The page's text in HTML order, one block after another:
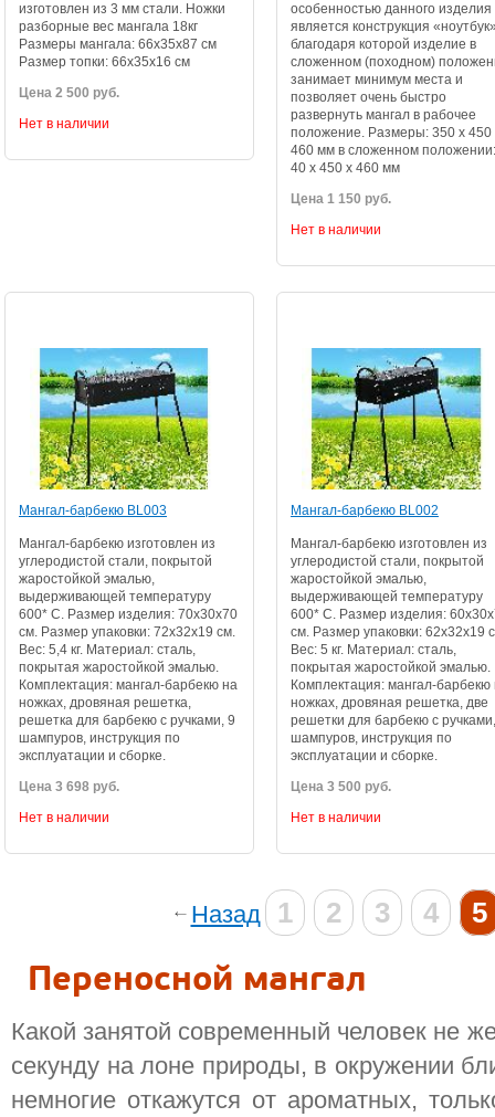
изготовлен из 3 мм стали. Ножки
разборные вес мангала 18кг
Размеры мангала: 66х35х87 см
Размер топки: 66х35х16 см
Цена 2 500 руб.
Нет в наличии
особенностью данного изделия
является конструкция
благодаря которой изделие в
сложенном (походном)
занимает минимум места и
позволяет очень быстро
развернуть мангал в рабочее
положение. Размеры: 350 х 450
460 мм в сложенном положении:
40 х 450 х 460 мм
Цена 1 150 руб.
Нет в наличии
Мангал-барбекю BL003
Мангал-барбекю изготовлен из
углеродистой стали, покрытой
жаростойкой эмалью,
выдерживающей температуру
600* С. Размер изделия: 70х30х70
см. Размер упаковки: 72х32х19 см.
Вес: 5,4 кг. Материал: сталь,
покрытая жаростойкой эмалью.
Комплектация: мангал-барбекю на
ножках, дровяная решетка,
решетка для барбекю с ручками, 9
шампуров, инструкция по
эксплуатации и сборке.
Цена 3 698 руб.
Нет в наличии
Мангал-барбекю BL002
Мангал-барбекю изготовлен из
углеродистой стали, покрытой
жаростойкой эмалью,
выдерживающей температуру
600* С. Размер изделия:
см. Размер упаковки: 62х32х19
Вес: 5 кг. Материал: сталь,
покрытая жаростойкой эмалью.
Комплектация: мангал-барбекю
ножках, дровяная решетка, две
решетки для барбекю с
шампуров, инструкция по
эксплуатации и сборке.
Цена 3 500 руб.
Нет в наличии
Назад 1 2 3 4 5
Переносной мангал
Какой занятой современный человек не
секунду на лоне природы, в окружении
немногие откажутся от ароматных,